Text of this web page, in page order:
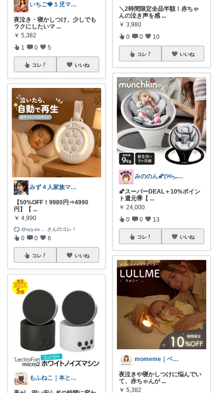
いちご🍓１児ママ/出産準備/美容/
夜泣き・寝かしつけ、少しでも
ラクにしたいマ ...
￥ 5,382
1 0 5
コレ いいね
みず４人家族ママ★３０代子育て奮闘中🙆
【50%OFF！9980円⇒4990
円】【 ...
￥ 4,990
@syy.sa さんのコレ！
0 0 6
コレ いいね
もふねこ｜本と猫と暮らし
＼2時間限定全品半額！赤ちゃ
んの泣き声を感 ...
￥ 3,980
0 0 10
コレ いいね
みののん🌠(୨୧•͈ᴗ•͈)感謝♡
🌠スーパーDEAL＋10%ポイン
ト還元🉐【 ...
￥ 24,000
0 0 13
コレ いいね
momeme｜ベビー&キッズ専門店
夜泣きや寝かしつけに悩んでい
て、赤ちゃんが ...
￥ 5,382